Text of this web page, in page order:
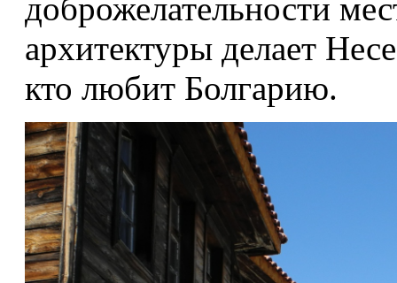
доброжелательности
архитектуры делает
кто любит Болгарию.